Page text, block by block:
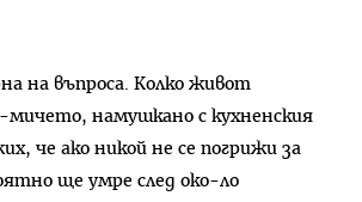
на въпроса. Колко живот
намушкано с кухненския
че ако никой не се погрижи за
ще умре след око-ло